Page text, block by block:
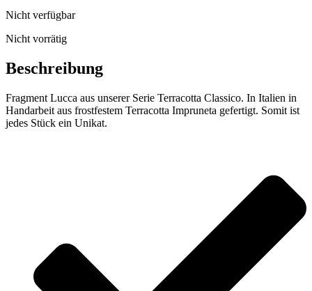
Nicht verfügbar
Nicht vorrätig
Beschreibung
Fragment Lucca aus unserer Serie Terracotta Classico. In Italien in
Handarbeit aus frostfestem Terracotta Impruneta gefertigt. Somit ist
jedes Stück ein Unikat.